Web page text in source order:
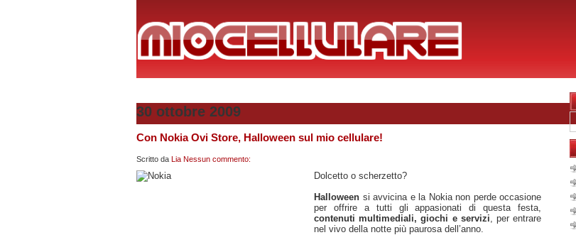
30 ottobre 2009
Con Nokia Ovi Store, Halloween sul mio cellulare!
Scritto da Lia Nessun commento:
Dolcetto o scherzetto?
Halloween si avvicina e la Nokia non perde occasione
per offrire a tutti gli appasionati di questa festa,
contenuti multimediali, giochi e servizi , per entrare
nel vivo della notte più paurosa dell’anno.